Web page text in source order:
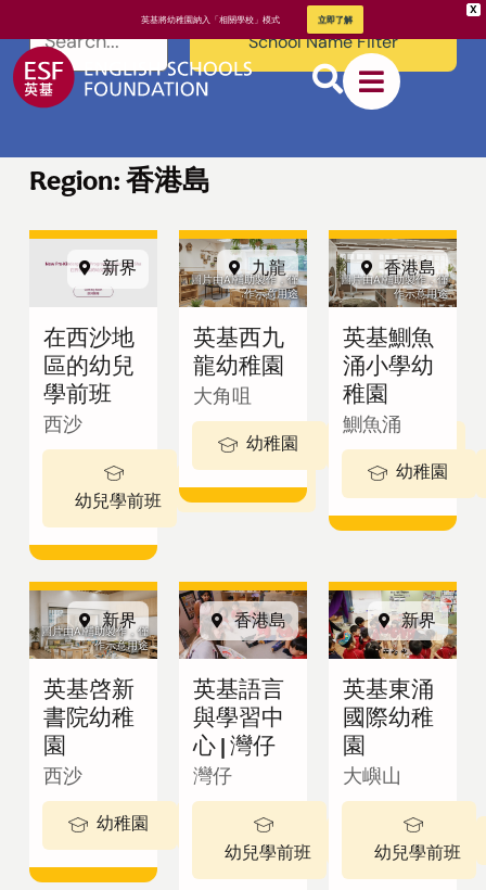
X
英基將幼稚園納入「相關學校」模式 立即了解
School Name Filter
Region: 香港島
新界
在西沙地
區的幼兒
學前班
西沙
幼兒學前班
2 - 3歲
九龍
圖片由AI輔助製作，僅
作示意用途
英基西九
龍幼稚園
大角咀
幼稚園
香港島
圖片由AI輔助製作，僅
作示意用途
英基鰂魚
涌小學幼
稚園
鰂魚涌
幼稚園
新界
圖片由AI輔助製作，僅
作示意用途
英基啓新
書院幼稚
園
西沙
幼稚園 3-5 歲
香港島
英基語言
與學習中
心 | 灣仔
灣仔
幼兒學前班
2 - 3歲
新界
英基東涌
國際幼稚
園
大嶼山
幼兒學前班
關於英基
我們的教學
方式
英基學校
招生
查詢表格
繁體中文
最新公告